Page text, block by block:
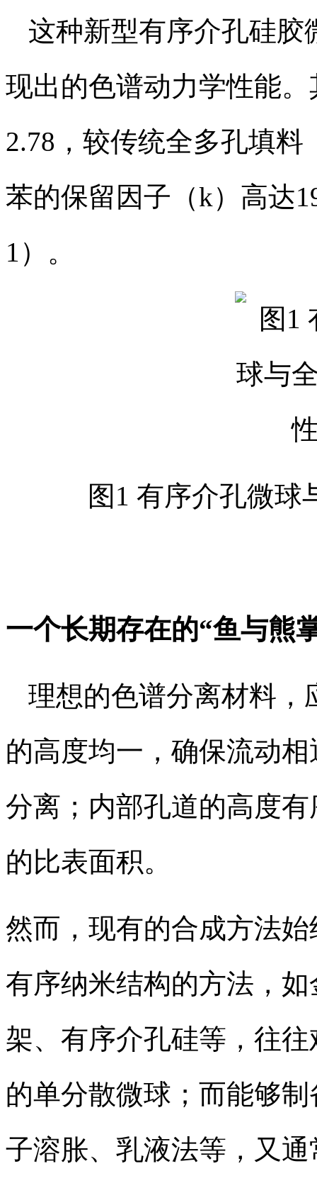
这种新型有序介孔硅胶
现出的色谱动力学性能
2.78，较传统全多孔填料
苯的保留因子（k）高达
1）。
图1 有序介孔微球
一个长期存在的“鱼与熊
理想的色谱分离材料，
的高度均一，确保流动
分离；内部孔道的高度
的比表面积。
然而，现有的合成方法
有序纳米结构的方法，
架、有序介孔硅等，往
的单分散微球；而能够
子溶胀、乳液法等，又